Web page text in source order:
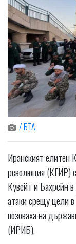
/ БТА
Иранският елитен
революция (КГИР)
Кувейт и Бахрейн
атаки срещу цели
позоваха на
(ИРИБ).